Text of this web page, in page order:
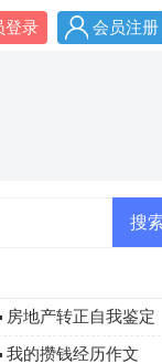
登录 会员注册
房地产转正自我鉴定
我的攒钱经历作文